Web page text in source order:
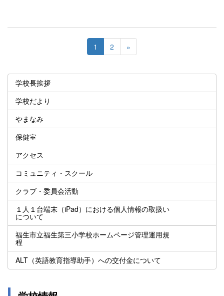
1 2 »
学校長挨拶
学校だより
やまなみ
保健室
アクセス
コミュニティ・スクール
クラブ・委員会活動
１人１台端末（iPad）における個人情報の取扱い
について
福生市立福生第三小学校ホームページ管理運用規
程
ALT（英語教育指導助手）への交付金について